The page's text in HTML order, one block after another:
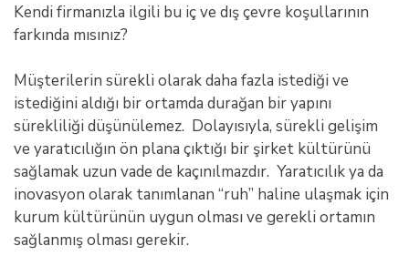
Kendi firmanızla ilgili bu iç ve dış çevre koşullarının
farkında mısınız?
Müşterilerin sürekli olarak daha fazla istediği ve
istediğini aldığı bir ortamda durağan bir yapını
sürekliliği düşünülemez. Dolayısıyla, sürekli gelişim
ve yaratıcılığın ön plana çıktığı bir şirket kültürünü
sağlamak uzun vade de kaçınılmazdır. Yaratıcılık ya da
inovasyon olarak tanımlanan “ruh” haline ulaşmak için
kurum kültürünün uygun olması ve gerekli ortamın
sağlanmış olması gerekir.